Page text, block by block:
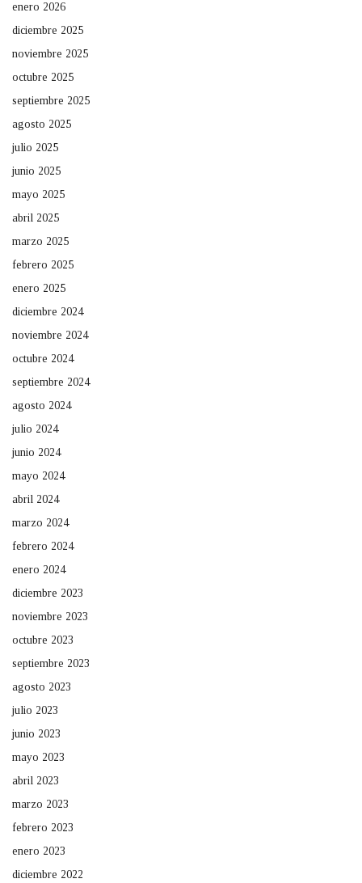
enero 2026
diciembre 2025
noviembre 2025
octubre 2025
septiembre 2025
agosto 2025
julio 2025
junio 2025
mayo 2025
abril 2025
marzo 2025
febrero 2025
enero 2025
diciembre 2024
noviembre 2024
octubre 2024
septiembre 2024
agosto 2024
julio 2024
junio 2024
mayo 2024
abril 2024
marzo 2024
febrero 2024
enero 2024
diciembre 2023
noviembre 2023
octubre 2023
septiembre 2023
agosto 2023
julio 2023
junio 2023
mayo 2023
abril 2023
marzo 2023
febrero 2023
enero 2023
diciembre 2022